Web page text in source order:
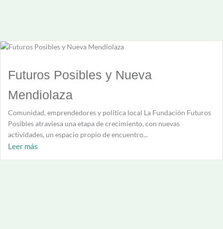
Futuros Posibles y Nueva
Mendiolaza
Comunidad, emprendedores y política local La Fundación Futuros
Posibles atraviesa una etapa de crecimiento, con nuevas
actividades, un espacio propio de encuentro...
Leer más